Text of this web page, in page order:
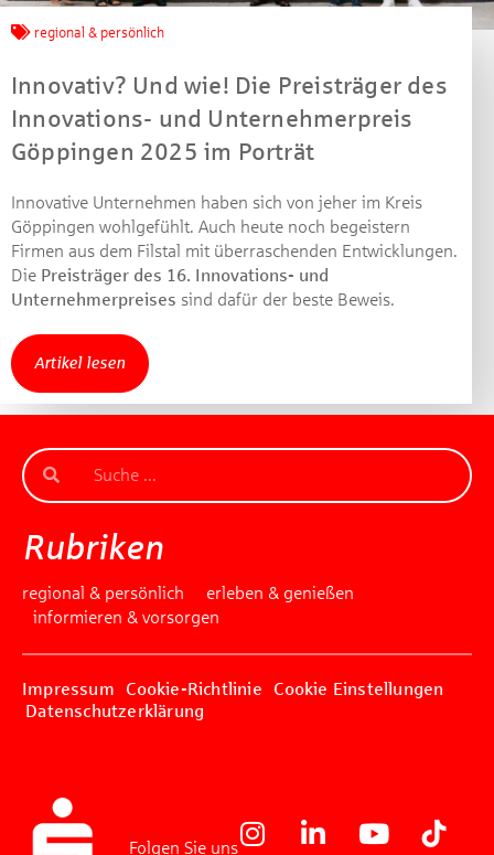
regional & persönlich
Innovativ? Und wie! Die Preisträger des
Innovations- und Unternehmerpreis
Göppingen 2025 im Porträt
Innovative Unternehmen haben sich von jeher im Kreis
Göppingen wohlgefühlt. Auch heute noch begeistern
Firmen aus dem Filstal mit überraschenden Entwicklungen.
Die Preisträger des 16. Innovations- und
Unternehmerpreises sind dafür der beste Beweis.
Artikel lesen
Rubriken
regional & persönlich
erleben & genießen
informieren & vorsorgen
Impressum Cookie-Richtlinie
Cookie Einstellungen
Datenschutzerklärung
Folgen Sie uns
gewinnen!
Machen Sie mit bei unserem Gewinnspiel! Bis 31.
Dezember 2021 verlosen wir 10 Gutscheine des
Treffpunkt Gold der Kreissparkasse Göppingen im Wert
von je 30 Euro.
Beantworten Sie einfach folgende Frage:
Welches Jubiläum feiert die Kreissparkasse
Göppingen in diesem Jahr?
Gewinnspiel geschlossen